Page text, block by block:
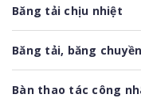
Băng tải chịu nhiệt
Băng tải, băng
Bàn thao tác công